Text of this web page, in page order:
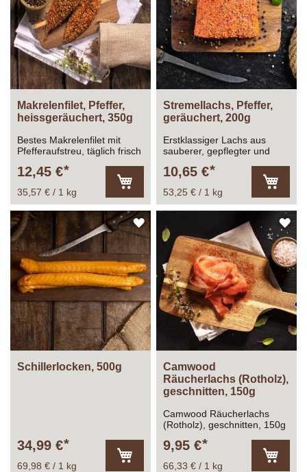
HINZUFÜGEN
Makrelenfilet, Pfeffer,
heissgeräuchert, 350g
Bestes Makrelenfilet mit
Pfefferaufstreu, täglich frisch
12,45 €
35,57 € / 1 kg
den
Warenkorb
Stremellachs, Pfeffer,
geräuchert, 200g
Erstklassiger Lachs aus
sauberer, gepflegter und
10,65 €
53,25 € / 1 kg
den
ZUR
WUNSCHLISTE
HINZUFÜGEN
Schillerlocken, 500g
34,99 €
69,98 € / 1 kg
Camwood
Räucherlachs (Rotholz),
geschnitten, 150g
Camwood Räucherlachs
(Rotholz), geschnitten, 150g
9,95 €
66,33 € / 1 kg